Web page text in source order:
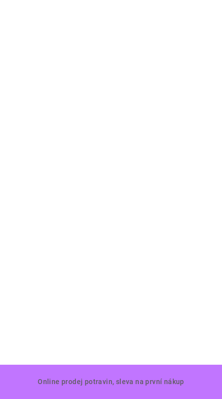
Online prodej potravin, sleva na první nákup